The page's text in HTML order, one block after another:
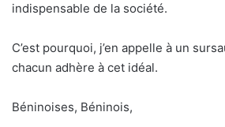
indispensable de la société.
C’est pourquoi, j’en appelle à un
chacun adhère à cet idéal.
Béninoises, Béninois,